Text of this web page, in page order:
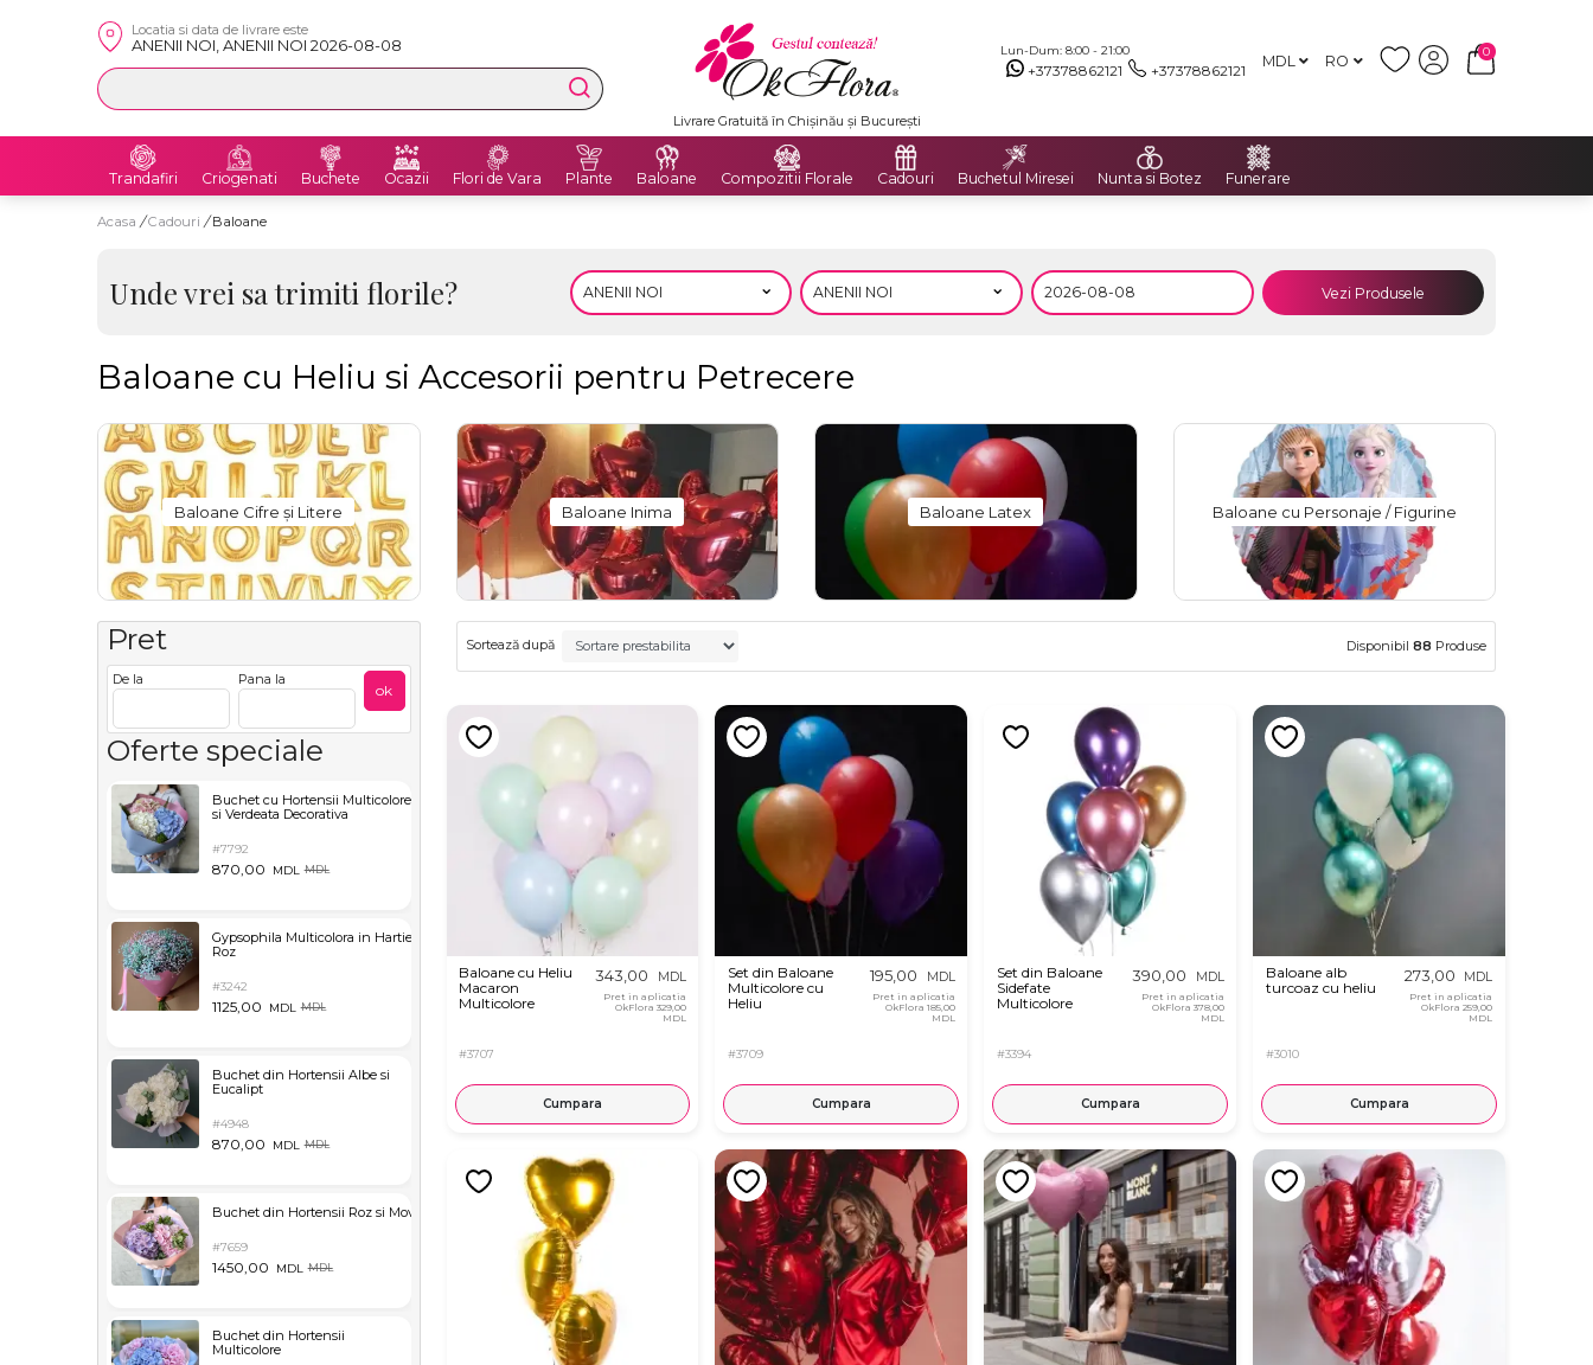
Locatia si data de livrare este
ANENII NOI, ANENII NOI 2026-08-08 Lun-Dum: 8:00 - 21:00
+37378862121 +37378862121 MDL RO
0
Livrare Gratuită în Chișinău și București
Trandafiri Criogenati Buchete Ocazii Flori de Vara Plante Baloane Compozitii Florale Cadouri Buchetul Miresei Nunta si Botez Funerare
Acasa / Cadouri / Baloane
Unde vrei sa trimiti florile? Vezi Produsele
Baloane cu Heliu si Accesorii pentru Petrecere
Baloane Cifre și Litere Baloane Inima Baloane Latex Baloane cu Personaje / Figurine
Pret
De la Pana la
ok
Oferte speciale
Buchet cu Hortensii Multicolore
si Verdeata Decorativa
#7792
870,00 MDL MDL
Gypsophila Multicolora in Hartie
Roz
#3242
1125,00 MDL MDL
Buchet din Hortensii Albe si
Eucalipt
#4948
870,00 MDL MDL
Buchet din Hortensii Roz si Mov
#7659
1450,00 MDL MDL
Buchet din Hortensii
Multicolore
Sortează după Disponibil 88 Produse
Baloane cu Heliu
Macaron
Multicolore
#3707
343,00 MDL
Pret in aplicatia
OkFlora 329,00
MDL
Cumpara
Set din Baloane
Multicolore cu
Heliu
#3709
195,00 MDL
Pret in aplicatia
OkFlora 185,00
MDL
Cumpara
Set din Baloane
Sidefate
Multicolore
#3394
390,00 MDL
Pret in aplicatia
OkFlora 378,00
MDL
Cumpara
Baloane alb
turcoaz cu heliu
#3010
273,00 MDL
Pret in aplicatia
OkFlora259,00
MDL
Cumpara